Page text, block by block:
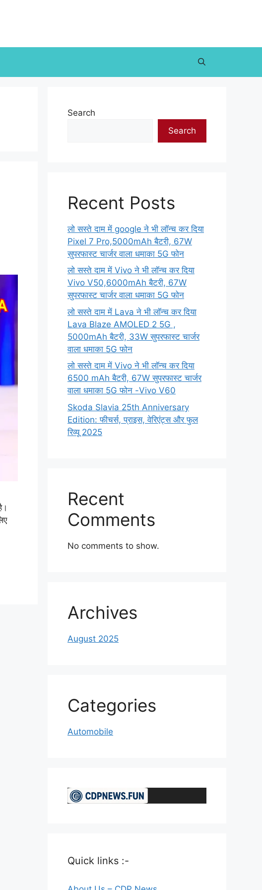
Search
Search
Recent Posts
लो सस्ते दाम में google ने भी लॉन्च कर दिया
Pixel 7 Pro,5000mAh बैटरी, 67W
सुपरफास्ट चार्जर वाला धमाका 5G फोन
लो सस्ते दाम में Vivo ने भी लॉन्च कर दिया
Vivo V50,6000mAh बैटरी, 67W
सुपरफास्ट चार्जर वाला धमाका 5G फोन
लो सस्ते दाम में Lava ने भी लॉन्च कर दिया
Lava Blaze AMOLED 2 5G ,
5000mAh बैटरी, 33W सुपरफास्ट चार्जर
वाला धमाका 5G फोन
लो सस्ते दाम में Vivo ने भी लॉन्च कर दिया
6500 mAh बैटरी, 67W सुपरफास्ट चार्जर
वाला धमाका 5G फोन -Vivo V60
Skoda Slavia 25th Anniversary
Edition: फीचर्स, प्राइस, वेरिएंट्स और फुल
रिव्यू 2025
Recent
Comments
No comments to show.
Archives
August 2025
Categories
Automobile
Quick links :-